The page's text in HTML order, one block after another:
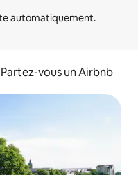
Partez-vous un Airbnb